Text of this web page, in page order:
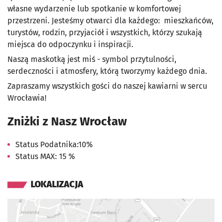
własne wydarzenie lub spotkanie w komfortowej
przestrzeni. Jesteśmy otwarci dla każdego: mieszkańców,
turystów, rodzin, przyjaciół i wszystkich, którzy szukają
miejsca do odpoczynku i inspiracji.
Naszą maskotką jest miś - symbol przytulności,
serdeczności i atmosfery, którą tworzymy każdego dnia.
Zapraszamy wszystkich gości do naszej kawiarni w sercu
Wrocławia!
Zniżki z Nasz Wrocław
Status Podatnika:10%
Status MAX: 15 %
LOKALIZACJA